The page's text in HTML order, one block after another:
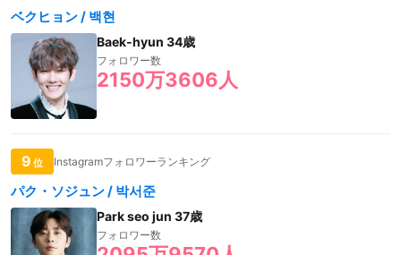
ベクヒョン / 백현
Baek-hyun 34歳
フォロワー数
2150万3606人
9 位 Instagramフォロワーランキング
パク・ソジュン / 박서준
Park seo jun 37歳
フォロワー数